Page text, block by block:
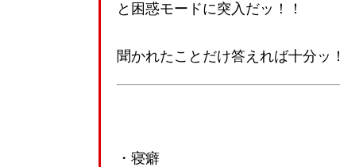
と困惑モードに突入だッ！！
聞かれたことだけ答えれば十分ッ！
・寝癖